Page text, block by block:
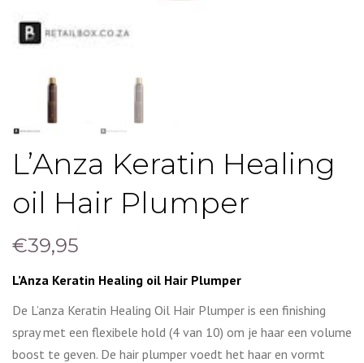
L’Anza Keratin Healing
oil Hair Plumper
€39,95
L’Anza Keratin Healing oil Hair Plumper
De L’anza Keratin Healing Oil Hair Plumper is een finishing
spray met een flexibele hold (4 van 10) om je haar een volume
boost te geven. De hair plumper voedt het haar en vormt